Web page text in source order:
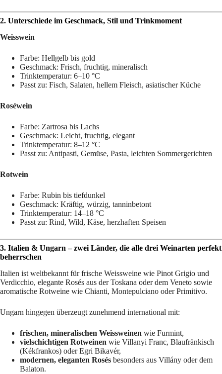
2. Unterschiede im Geschmack, Stil und Trinkmoment
Weisswein
Farbe: Hellgelb bis gold
Geschmack: Frisch, fruchtig, mineralisch
Trinktemperatur: 6–10 °C
Passt zu: Fisch, Salaten, hellem Fleisch, asiatischer Küche
Roséwein
Farbe: Zartrosa bis Lachs
Geschmack: Leicht, fruchtig, elegant
Trinktemperatur: 8–12 °C
Passt zu: Antipasti, Gemüse, Pasta, leichten Sommergerichten
Rotwein
Farbe: Rubin bis tiefdunkel
Geschmack: Kräftig, würzig, tanninbetont
Trinktemperatur: 14–18 °C
Passt zu: Rind, Wild, Käse, herzhaften Speisen
3. Italien & Ungarn – zwei Länder, die alle drei Weinarten perfekt
beherrschen
Italien ist weltbekannt für frische Weissweine wie Pinot Grigio und
Verdicchio, elegante Rosés aus der Toskana oder dem Veneto sowie
aromatische Rotweine wie Chianti, Montepulciano oder Primitivo.
Ungarn hingegen überzeugt zunehmend international mit:
frischen, mineralischen Weissweinen wie Furmint,
vielschichtigen Rotweinen wie Villanyi Franc, Blaufränkisch
(Kékfrankos) oder Egri Bikavér,
modernen, eleganten Rosés besonders aus Villány oder dem
Balaton.